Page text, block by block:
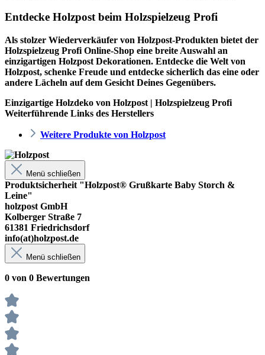
Entdecke Holzpost beim Holzspielzeug Profi
Als stolzer Wiederverkäufer von Holzpost-Produkten bietet der
Holzspielzeug Profi Online-Shop eine breite Auswahl an
einzigartigen Holzpost Dekorationen. Entdecke die Welt von
Holzpost, schenke Freude und entdecke sicherlich das eine oder
andere Lächeln auf dem Gesicht Deines Gegenübers.
Einzigartige Holzdeko von Holzpost | Holzspielzeug Profi
Weiterführende Links des Herstellers
Weitere Produkte von Holzpost
Menü schließen
Produktsicherheit "Holzpost® Grußkarte Baby Storch &
Leine"
holzpost GmbH
Kolberger Straße 7
61381 Friedrichsdorf
info(at)holzpost.de
Menü schließen
0 von 0 Bewertungen